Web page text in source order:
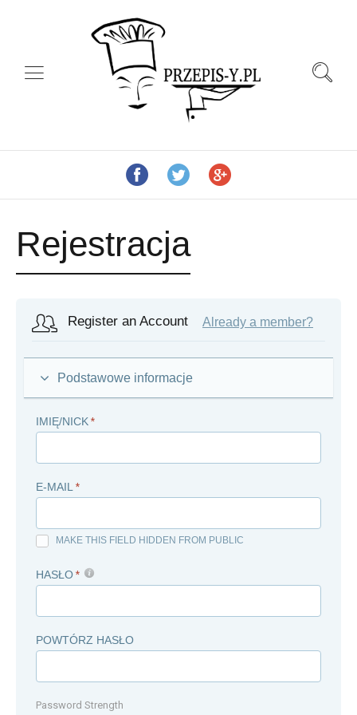
Rejestracja
Register an Account Already a member?
Podstawowe informacje
IMIĘ/NICK *
E-MAIL *
MAKE THIS FIELD HIDDEN FROM PUBLIC
HASŁO *
POWTÓRZ HASŁO
Password Strength